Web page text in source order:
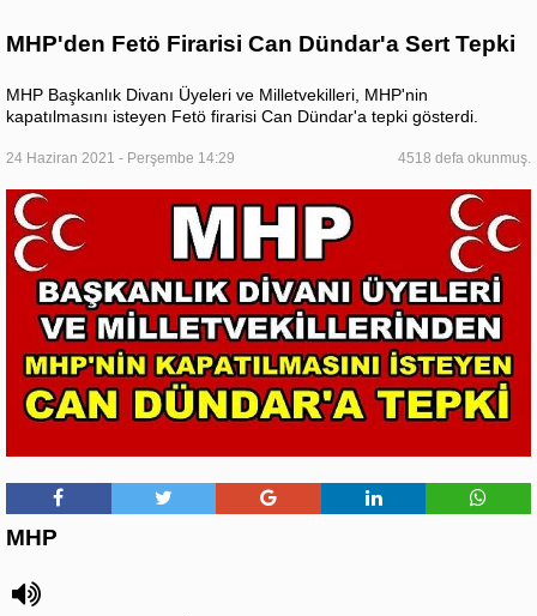
MHP'den Fetö Firarisi Can Dündar'a Sert Tepki
MHP Başkanlık Divanı Üyeleri ve Milletvekilleri, MHP'nin
kapatılmasını isteyen Fetö firarisi Can Dündar'a tepki gösterdi.
24 Haziran 2021 - Perşembe 14:29 4518 defa okunmuş.
MHP